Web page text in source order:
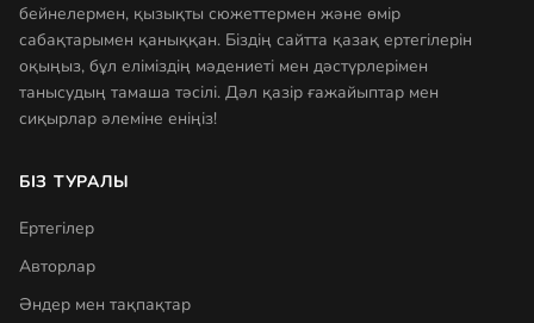
бейнелермен, қызықты сюжеттермен және өмір
сабақтарымен қаныққан. Біздің сайтта қазақ ертегілерін
оқыңыз, бұл еліміздің мәдениеті мен дәстүрлерімен
танысудың тамаша тәсілі. Дәл қазір ғажайыптар мен
сиқырлар әлеміне еніңіз!
БІЗ ТУРАЛЫ
Ертегілер
Авторлар
Әндер мен тақпақтар